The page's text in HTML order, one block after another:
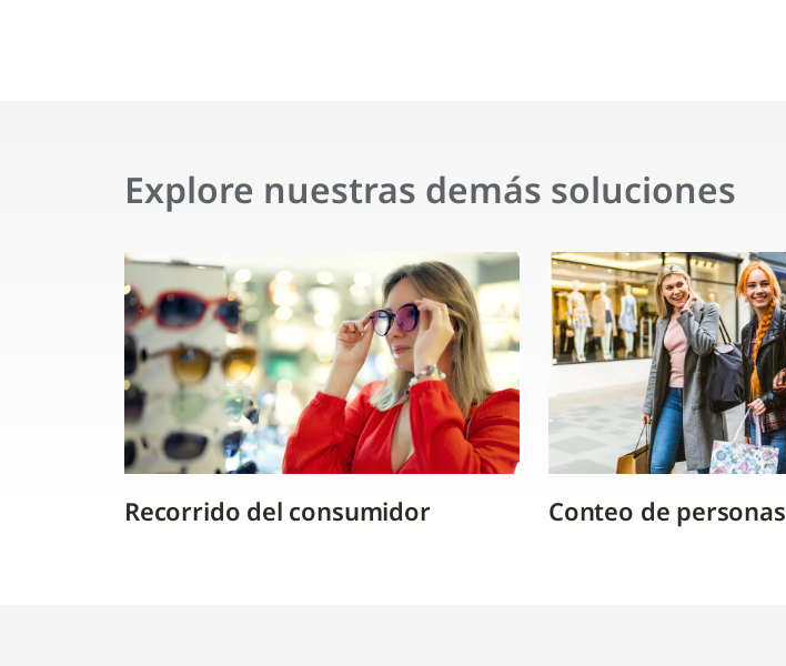
Explore nuestras demás soluciones
Recorrido del consumidor Conteo de personas